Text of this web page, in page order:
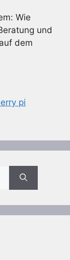
Wie
und
dem
pi